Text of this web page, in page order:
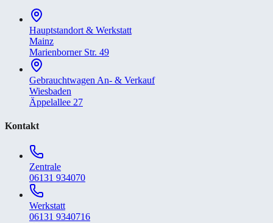
Hauptstandort & Werkstatt
Mainz
Marienborner Str. 49
Gebrauchtwagen An- & Verkauf
Wiesbaden
Äppelallee 27
Kontakt
Zentrale
06131 934070
Werkstatt
06131 9340716